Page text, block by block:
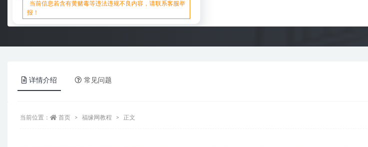
当前信息若含有黄赌毒等违法违规不良内容，请联系客服举
报！
详情介绍 常见问题
当前位置： 首页 福缘网教程 正文